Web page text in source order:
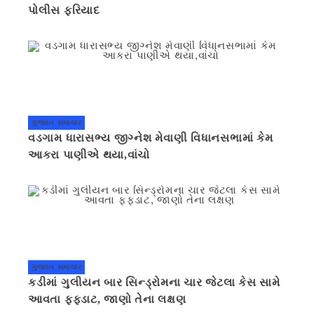
પોલીસ ફરિયાદ
ગુજરાત સમાચાર
વડગામ ધારાસભ્ય જીગ્નેશ મેવાણી વિધાનસભામાં કેમ
આકરા પાણીએ થયા,વાંચો
ગુજરાત સમાચાર
કડીમાં ગુલીયન બાર સિન્ડ્રોમના ચાર જેટલા કેસ સામે
આવતા ફફડાટ, જાણો તેના લક્ષણ